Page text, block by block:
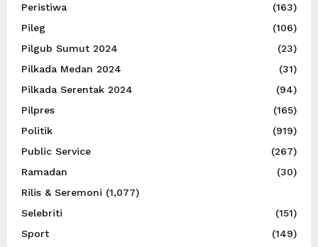
Peristiwa
(163)
Pileg
(106)
Pilgub Sumut 2024
(23)
Pilkada Medan 2024
(31)
Pilkada Serentak 2024
(94)
Pilpres
(165)
Politik
(919)
Public Service
(267)
Ramadan
(30)
Rilis & Seremoni (1,077)
Selebriti
(151)
Sport
(149)